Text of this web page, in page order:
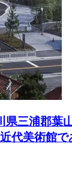
三浦郡
代美術館